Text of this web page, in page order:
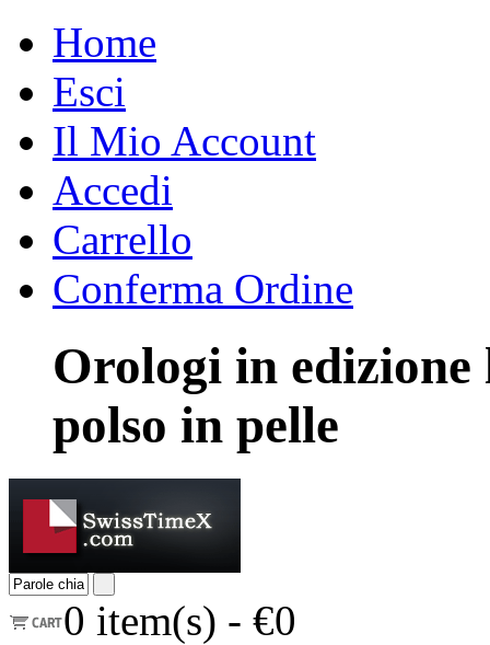
Home
Esci
Il Mio Account
Accedi
Carrello
Conferma Ordine
Orologi in
polso in pelle
0 item(s) - €0